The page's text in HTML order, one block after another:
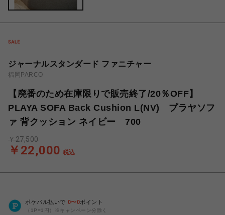
ジャーナルスタンダード ファニチャー
福岡PARCO
【廃番のため在庫限りで販売終了/20％OFF】
PLAYA SOFA Back Cushion L(NV) プラヤソフ
ァ 背クッション ネイビー 700
￥22,000 税込
￥27,500
ポケパル払いで 0〜0ポイント
（1P=1円）※キャンペーン分除く